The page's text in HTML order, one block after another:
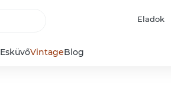
Eladok
EsküvőVintageBlog